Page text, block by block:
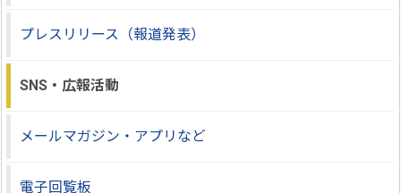
プレスリリース（報道発表）
SNS・広報活動
メールマガジン・アプリなど
電子回覧板